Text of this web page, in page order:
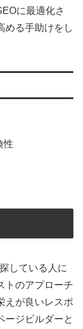
に最適化さ
める手助けをし
性
している人に
トのアプローチ
えが良いレスポ
ージビルダーと